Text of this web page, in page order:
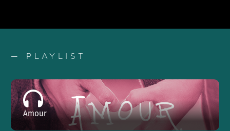
— PLAYLIST
Amour